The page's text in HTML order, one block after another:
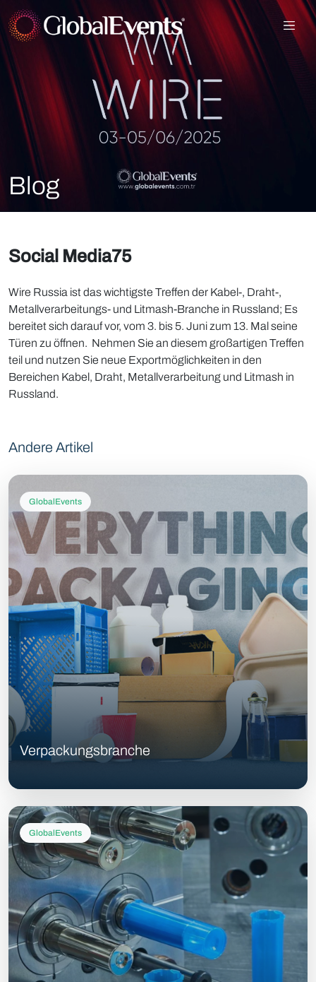
Blog
Social Media75
Wire Russia ist das wichtigste Treffen der Kabel-, Draht-,
Metallverarbeitungs- und Litmash-Branche in Russland; Es
bereitet sich darauf vor, vom 3. bis 5. Juni zum 13. Mal seine
Türen zu öffnen. Nehmen Sie an diesem großartigen Treffen
teil und nutzen Sie neue Exportmöglichkeiten in den
Bereichen Kabel, Draht, Metallverarbeitung und Litmash in
Russland.
Andere Artikel
GlobalEvents
Verpackungsbranche
GlobalEvents